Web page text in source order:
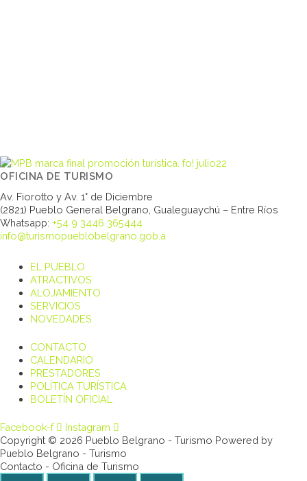
OFICINA DE TURISMO
Av. Fiorotto y Av. 1° de Diciembre
(2821) Pueblo General Belgrano, Gualeguaychú – Entre Ríos
Whatsapp: +54 9 3446 365444
info@turismopueblobelgrano.gob.a
EL PUEBLO
ATRACTIVOS
ALOJAMIENTO
SERVICIOS
NOVEDADES
CONTACTO
CALENDARIO
PRESTADORES
POLÍTICA TURÍSTICA
BOLETÍN OFICIAL
Facebook-f
Instagram
Copyright © 2026 Pueblo Belgrano - Turismo Powered by
Pueblo Belgrano - Turismo
Contacto - Oficina de Turismo